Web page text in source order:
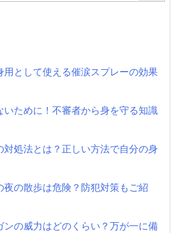
用として使える催涙スプレーの効果
いために！不審者から身を守る知識
処法とは？正しい方法で自分の身
夜の散歩は危険？防犯対策もご紹
ンの威力はどのくらい？万が一に備